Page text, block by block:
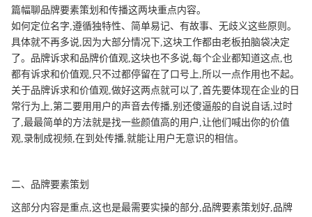
篇幅聊品牌要素策划和传播这两块重点内容。
如何定位名字,遵循独特性、简单易记、有故事、无歧义这些原则。
具体就不再多说,因为大部分情况下,这块工作都由老板拍脑袋决定
了。品牌诉求和品牌价值观,这块也不多说,每个企业都知道这点,也
都有诉求和价值观,只不过都停留在了口号上,所以一点作用也不起。
关于品牌诉求和价值观,做好这两点就可以了,首先要体现在企业的日
常行为上,第二要用用户的声音去传播,别还傻逼般的自说自话,过时
了,最最简单的方法就是找一些颜值高的用户,让他们喊出你的价值
观,录制成视频,在到处传播,就能让用户无意识的相信。
二、品牌要素策划
这部分内容是重点,这也是最需要实操的部分,品牌要素策划好,品牌